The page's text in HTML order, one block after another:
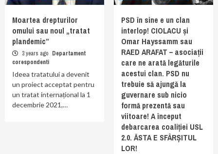
Moartea drepturilor
omului sau noul „tratat
plandemic”
3 years ago Departament
corespondenti
Ideea tratatului a devenit
un proiect acceptat pentru
un tratat internațional la 1
decembrie 2021,…
PSD în sine e un clan
interlop! CIOLACU și
Omar Hayssamm sau
RAED ARAFAT – asociații
care ne arată legăturile
acestui clan. PSD nu
trebuie să ajungă la
guvernare sub nicio
formă prezentă sau
viitoare! A început
debarcarea coaliției USL
2.0. ĂSTA E SFÂRȘITUL
LOR!